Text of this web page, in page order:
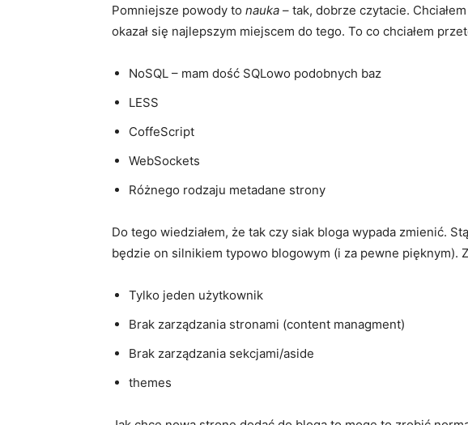
Pomniejsze powody to nauka – tak, dobrze czytacie.
okazał się najlepszym miejscem do tego. To co chciałem
NoSQL – mam dość SQLowo podobnych baz
LESS
CoffeScript
WebSockets
Różnego rodzaju metadane strony
Do tego wiedziałem, że tak czy siak bloga wypada zmienić.
będzie on silnikiem typowo blogowym (i za pewne pięknym).
Tylko jeden użytkownik
Brak zarządzania stronami (content managment)
Brak zarządzania sekcjami/aside
themes